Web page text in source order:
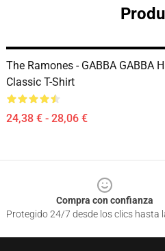
The Ramones - GABBA GABBA
Classic T-Shirt
24,38 € - 28,06 €
Compra con confianza
Protegido 24/7 desde los clics hasta